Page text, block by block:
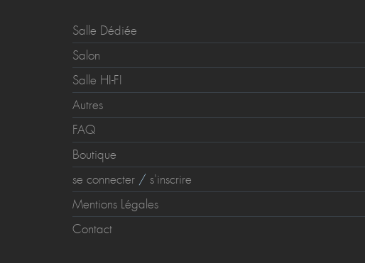
Salle Dédiée
Salon
Salle HI-FI
Autres
FAQ
Boutique
se connecter / s'inscrire
Mentions Légales
Contact